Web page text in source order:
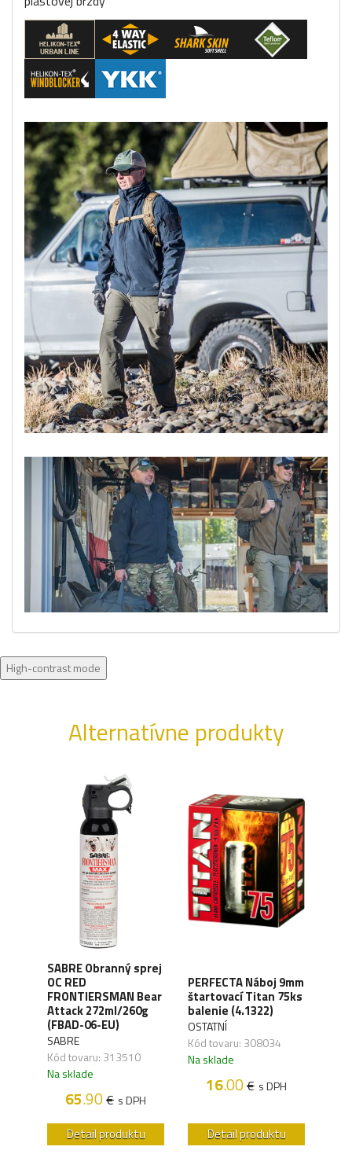
High-contrast mode
Alternatívne produkty
SABRE Obranný sprej
OC RED
FRONTIERSMAN Bear
Attack 272ml/260g
(FBAD-06-EU)
SABRE
Kód tovaru: 313510
Na sklade
65.90€ s DPH
Detail produktu
PERFECTA Náboj 9mm
štartovací Titan 75ks
balenie (4.1322)
OSTATNÍ
Kód tovaru: 308034
Na sklade
16.00€ s DPH
Detail produktu